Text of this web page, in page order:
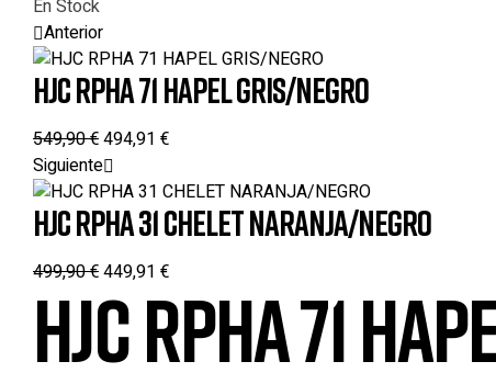
En Stock
Anterior
HJC RPHA 71 HAPEL GRIS/NEGRO
549,90€494,91 €
Siguiente
HJC RPHA 31 CHELET NARANJA/NEGRO
499,90€449,91 €
HJC RPHA 71